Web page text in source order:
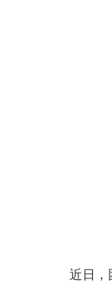
近日，